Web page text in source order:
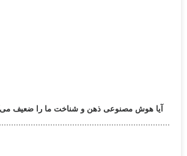
آیا هوش مصنوعی ذهن و شناخت ما را ضعیف